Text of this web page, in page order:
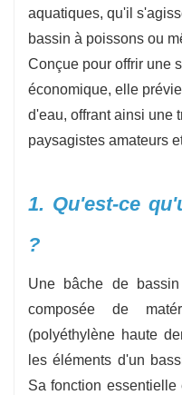
- Plusieurs
mélanger avec les
- Emballage en
transport pratique.
- Emballage
demande.
aquatiques, qu'il
bassin à poissons ou
Conçue pour offrir une
économique, elle
d'eau, offrant ainsi une
paysagistes amateurs
1. Qu'est-ce
?
Une bâche de
composée de
(polyéthylène haute
les éléments d'un
Sa fonction